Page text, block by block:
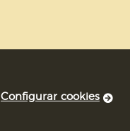
Configurar cookies